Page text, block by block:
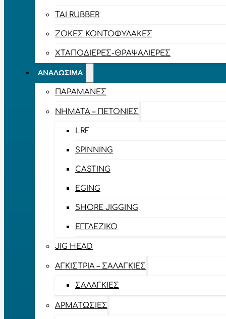
TAI RUBBER
ΖΌΚΕΣ ΚΟΝΤΟΦΎΛΑΚΕΣ
ΧΤΑΠΟΔΙΈΡΕΣ-ΘΡΑΨΑΛΙΈΡΕΣ
ΑΝΑΛΏΣΙΜΑ
ΠΑΡΑΜΆΝΕΣ
ΝΉΜΑΤΑ – ΠΕΤΟΝΙΈΣ
LRF
SPINNING
CASTING
EGING
SHORE JIGGING
ΕΓΓΛΈΖΙΚΟ
JIG HEAD
ΑΓΚΊΣΤΡΙΑ – ΣΑΛΑΓΚΙΈΣ
ΣΑΛΑΓΚΙΈΣ
ΑΡΜΑΤΩΣΙΈΣ